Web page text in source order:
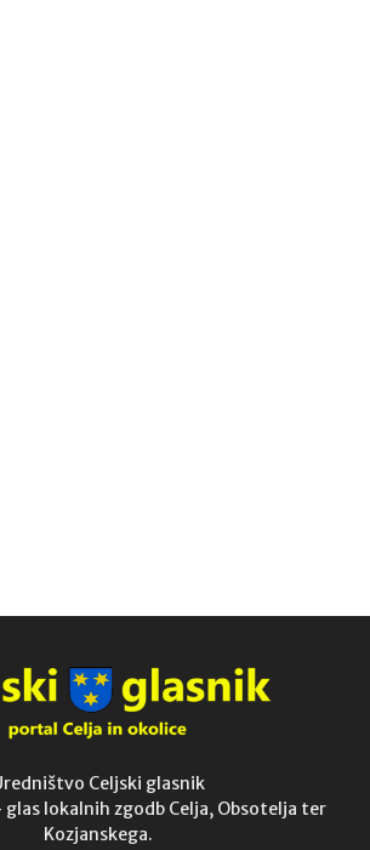
Celjski glasnik
glas lokalnih zgodb Celja, Obsotelja ter
Kozjanskega.